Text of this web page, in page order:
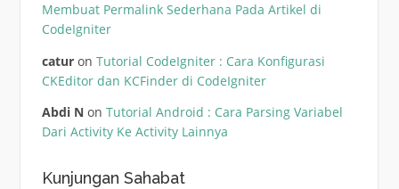
Membuat Permalink Sederhana Pada Artikel di
CodeIgniter
caturon Tutorial CodeIgniter : Cara Konfigurasi
CKEditor dan KCFinder di CodeIgniter
Abdi N on Tutorial Android : Cara Parsing Variabel
Dari Activity Ke Activity Lainnya
Kunjungan Sahabat